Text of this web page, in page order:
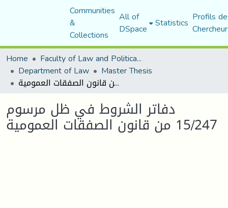
Communities
&
Collections
All of
DSpace Statistics Profils
Home
Faculty of Law and Political Science
Department of Law Master Thesis
دفاتر الشروط في ظل مرسوم 15/247 من قانون الصفقات العمومية
دفاتر الشروط في ظل مرسوم
15/247 من قانون الصفقات العمومية